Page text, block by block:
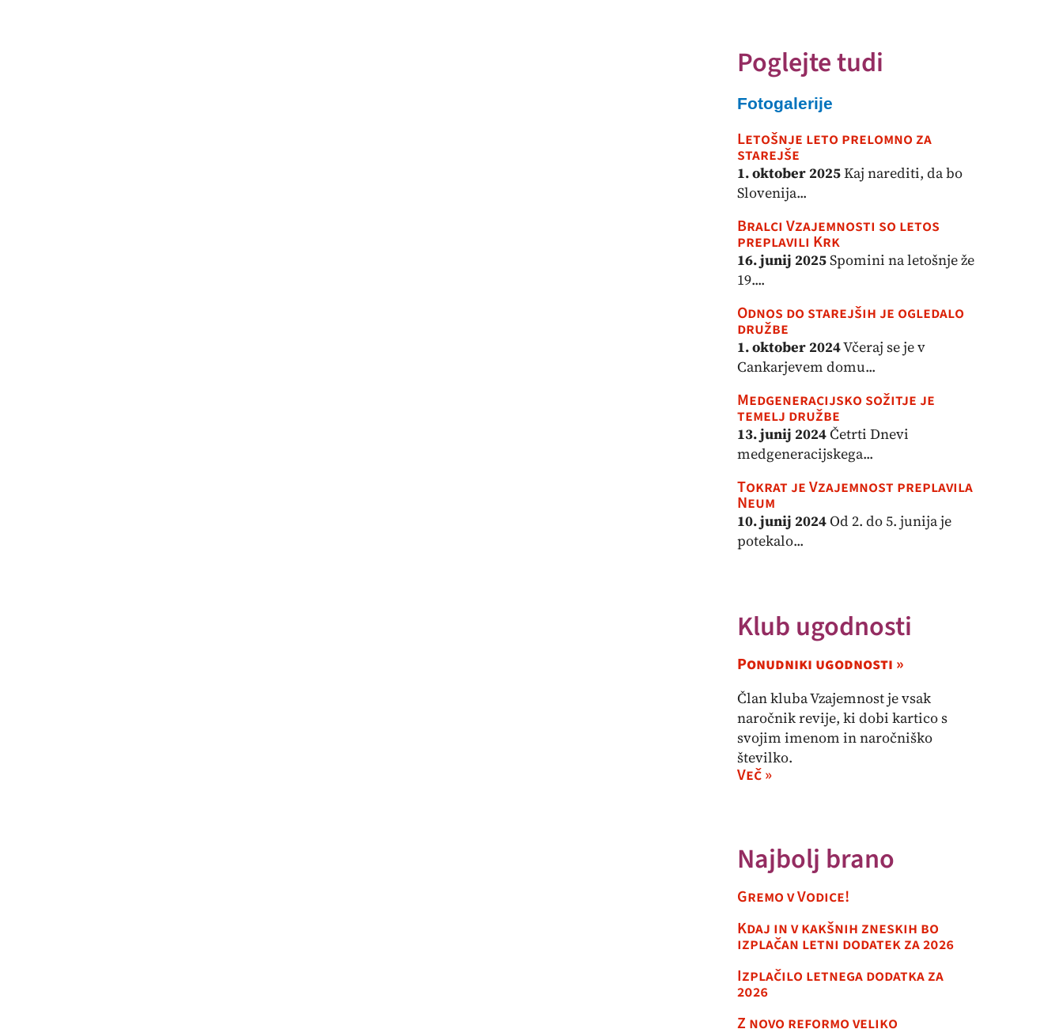
Poglejte tudi
Fotogalerije
Letošnje leto prelomno za
starejše
1. oktober 2025Kaj narediti, da bo
Slovenija...
Bralci Vzajemnosti so letos
preplavili Krk
16. junij 2025Spomini na letošnje že
19....
Odnos do starejših je ogledalo
družbe
1. oktober 2024Včeraj se je v
Cankarjevem domu...
Medgeneracijsko sožitje je
temelj družbe
13. junij 2024Četrti Dnevi
medgeneracijskega...
Tokrat je Vzajemnost preplavila
Neum
10. junij 2024Od 2. do 5. junija je
potekalo...
Klub ugodnosti
Ponudniki ugodnosti »
Član kluba Vzajemnost je vsak
naročnik revije, ki dobi kartico s
svojim imenom in naročniško
številko.
Več »
Najbolj brano
Gremo v Vodice!
Kdaj in v kakšnih zneskih bo
izplačan letni dodatek za 2026
Izplačilo letnega dodatka za
2026
Z novo reformo veliko